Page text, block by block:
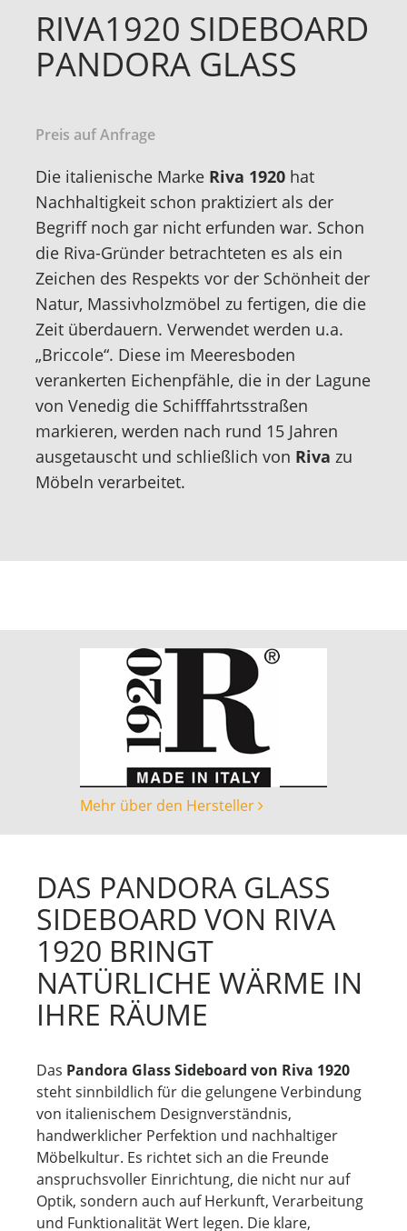
RIVA1920 SIDEBOARD
PANDORA GLASS
Preis auf Anfrage
Die italienische Marke Riva 1920 hat
Nachhaltigkeit schon praktiziert als der
Begriff noch gar nicht erfunden war. Schon
die Riva-Gründer betrachteten es als ein
Zeichen des Respekts vor der Schönheit der
Natur, Massivholzmöbel zu fertigen, die die
Zeit überdauern. Verwendet werden u.a.
„Briccole“. Diese im Meeresboden
verankerten Eichenpfähle, die in der Lagune
von Venedig die Schifffahrtsstraßen
markieren, werden nach rund 15 Jahren
ausgetauscht und schließlich von Riva zu
Möbeln verarbeitet.
Mehr über den Hersteller
DAS PANDORA GLASS
SIDEBOARD VON RIVA
1920 BRINGT
NATÜRLICHE WÄRME IN
IHRE RÄUME
Das Pandora Glass Sideboard von Riva 1920
steht sinnbildlich für die gelungene Verbindung
von italienischem Designverständnis,
handwerklicher Perfektion und nachhaltiger
Möbelkultur. Es richtet sich an die Freunde
anspruchsvoller Einrichtung, die nicht nur auf
Optik, sondern auch auf Herkunft, Verarbeitung
und Funktionalität Wert legen. Die klare,